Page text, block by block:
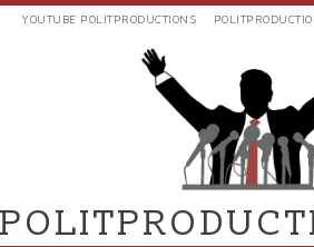
Aller
EXTERNES
POLIT'PRODUCTIONS
YOUTUBE POLITPRODUCTIONS